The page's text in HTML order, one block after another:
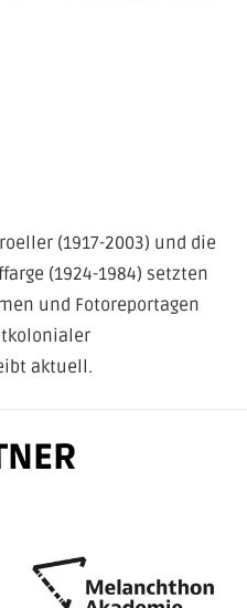
laden, stimmen Sie
Verwendung von
auf allen Seiten
(1917-2003) und die
(1924-1984) setzten
und Fotoreportagen
aktuell.